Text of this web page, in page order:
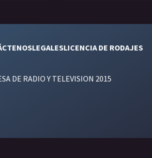
LEGALESLICENCIA DE RODAJES
DE RADIO Y TELEVISION 2015